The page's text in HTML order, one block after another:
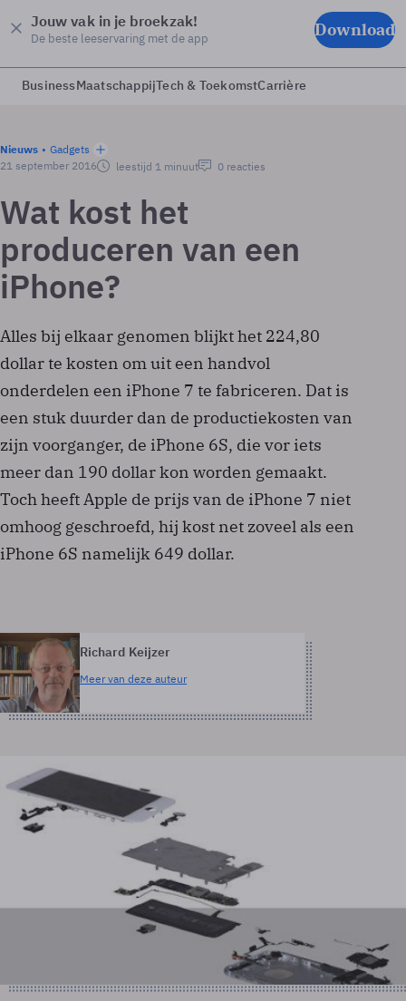
Jouw vak in je broekzak!
De beste leeservaring met de app Download
BusinessMaatschappijTech & ToekomstCarrière
Nieuws
Gadgets
21 september 2016
leestijd 1 minuut 0 reacties
Wat kost het
produceren van een
iPhone?
Alles bij elkaar genomen blijkt het 224,80
dollar te kosten om uit een handvol
onderdelen een iPhone 7 te fabriceren. Dat is
een stuk duurder dan de productiekosten van
zijn voorganger, de iPhone 6S, die vor iets
meer dan 190 dollar kon worden gemaakt.
Toch heeft Apple de prijs van de iPhone 7 niet
omhoog geschroefd, hij kost net zoveel als een
iPhone 6S namelijk 649 dollar.
Richard Keijzer
Meer van deze auteur